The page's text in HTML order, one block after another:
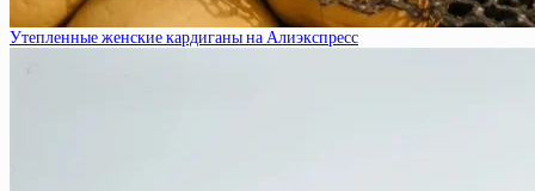
Утепленные женские кардиганы на Алиэкспресс